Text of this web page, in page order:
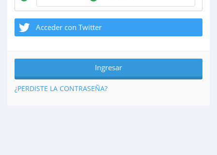
Acceder con Twitter
¿PERDISTE LA CONTRASEÑA?